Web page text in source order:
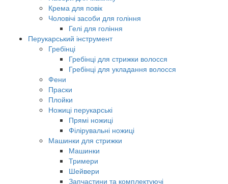
Крема для повік
Чоловічі засоби для гоління
Гелі для гоління
Перукарський інструмент
Гребінці
Гребінці для стрижки волосся
Гребінці для укладання волосся
Фени
Праски
Плойки
Ножиці перукарські
Прямі ножиці
Філірувальні ножиці
Машинки для стрижки
Машинки
Тримери
Шейвери
Запчастини та комплектуючі